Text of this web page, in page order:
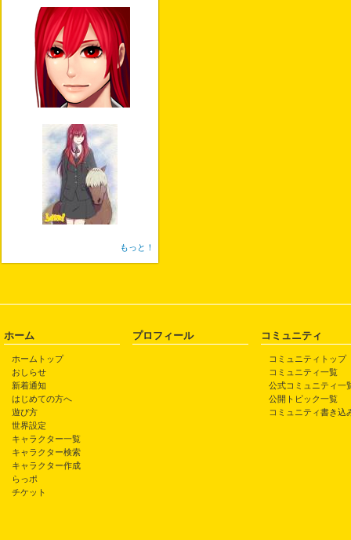
もっと！
ホーム
ホームトップ
おしらせ
新着通知
はじめての方へ
遊び方
世界設定
キャラクター一覧
キャラクター検索
キャラクター作成
らっポ
チケット
プロフィール コミュニティ
コミュニティトップ
コミュニティ一覧
公式コミュニティ一
公開トピック一覧
コミュニティ書き込